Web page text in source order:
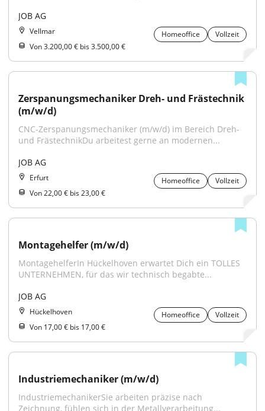
JOB AG
Vellmar Homeoffice
Vollzeit
Von 3.200,00 € bis 3.500,00 €
Zerspanungsmechaniker Dreh- und Frästechnik
(m/w/d)
CNC-Zerspanungsmechaniker (m/w/d) im Bereich Dreh-
und FrästechnikDu arbeitest gerne an modernen...
JOB AG
Erfurt Homeoffice
Vollzeit
Von 22,00 € bis 23,00 €
Montagehelfer (m/w/d)
MontagehelferIn Hückelhoven erwartet Dich ein TOLLES
UNTERNEHMEN, für das wir technisch begabte...
JOB AG
Hückelhoven Homeoffice
Vollzeit
Von 17,00 € bis 17,00 €
Industriemechaniker (m/w/d)
IndustriemechanikerSie arbeiten präzise nach
Zeichnung, fühlen sich in der Metallverarbeitung...